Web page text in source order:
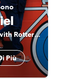
Falling in love with Rotterdam
Più